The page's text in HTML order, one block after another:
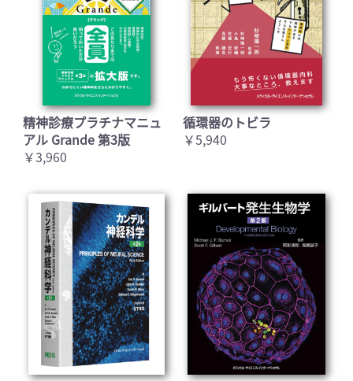
精神診療プラチナマニュ
アル Grande 第3版
￥3,960
循環器のトビラ
￥5,940